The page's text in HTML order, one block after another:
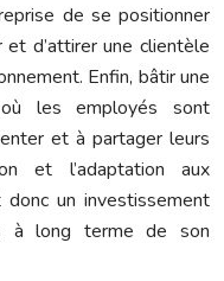
de se positionner
d’attirer une clientèle
Enfin, bâtir une
où les employés sont
et à partager leurs
et l’adaptation aux
donc un investissement
à long terme de son